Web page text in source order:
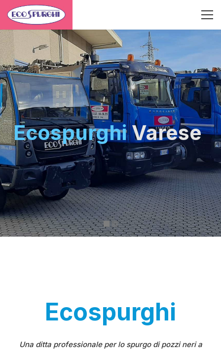
EcospurghiVarese
Ecospurghi
Una ditta professionale per lo spurgo di pozzi neri a